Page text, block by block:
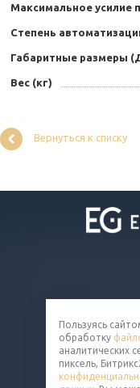
Максимальное усилие
Степень
Габаритные размеры
Вес (кг)
Вернуться к списку
Пользуясь
обработку
аналитических
пиксель,